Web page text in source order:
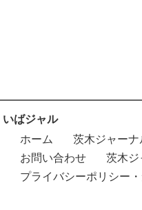
いばジャル
ホーム
茨木ジャー
お問い合わせ
茨木ジ
プライバシーポリシー